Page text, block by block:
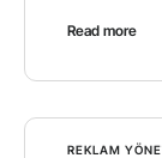
Read more
REKLAM